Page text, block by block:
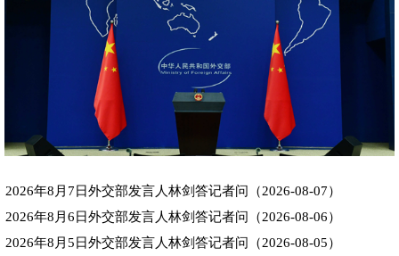
2026年8月7日外交部发言人林剑答记者问（2026-08-07）
2026年8月6日外交部发言人林剑答记者问（2026-08-06）
2026年8月5日外交部发言人林剑答记者问（2026-08-05）